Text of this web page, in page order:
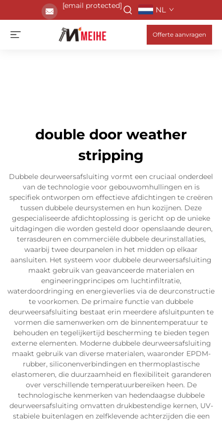
[email protected] NL
Offerte aanvragen
double door weather
stripping
Dubbele deurweersafsluiting vormt een cruciaal onderdeel
van de technologie voor gebouwomhullingen en is
specifiek ontworpen om effectieve afdichtingen te creëren
tussen dubbele deursystemen en hun kozijnen. Deze
gespecialiseerde afdichtoplossing is gericht op de unieke
uitdagingen die worden gesteld door openslaande deuren,
terrasdeuren en commerciële dubbele deurinstallaties,
waarbij twee deurpanelen in het midden op elkaar
aansluiten. Het systeem voor dubbele deurweersafsluiting
maakt gebruik van geavanceerde materialen en
engineeringprincipes om luchtinfiltratie,
waterdoordringing en energieverlies via de deurconstructie
te voorkomen. De primaire functie van dubbele
deurweersafsluiting bestaat erin meerdere afsluitpunten te
vormen die samenwerken om de binnentemperatuur te
behouden en tegelijkertijd bescherming te bieden tegen
externe elementen. Moderne dubbele deurweersafsluiting
maakt gebruik van diverse materialen, waaronder EPDM-
rubber, siliconenverbindingen en thermoplastische
elastomeren, die duurzaamheid en flexibiliteit garanderen
over verschillende temperatuurbereiken heen. De
technologische kenmerken van hedendaagse dubbele
deurweersafsluiting omvatten drukbestendige kernen, UV-
stabiele buitenlagen en zelfklevende achterzijden die een